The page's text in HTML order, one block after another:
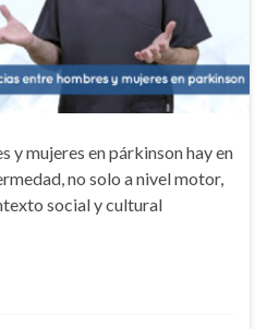
y mujeres en párkinson hay en
no solo a nivel motor,
social y cultural